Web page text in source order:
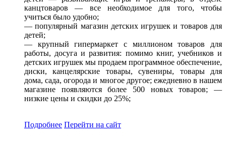
канцтоваров — все необходимое для того, чтобы
учиться было удобно;
— популярный магазин детских игрушек и товаров для
детей;
— крупный гипермаркет с миллионом товаров для
работы, досуга и развития: помимо книг, учебников и
детских игрушек мы продаем программное обеспечение,
диски, канцелярские товары, сувениры, товары для
дома, сада, огорода и многое другое; ежедневно в нашем
магазине появляются более 500 новых товаров; —
низкие цены и скидки до 25%;
Подробнее Перейти на сайт